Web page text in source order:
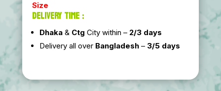
Size
DELIVERY TIME :
Dhaka& Ctg City within – 2/3 days
Delivery all over Bangladesh– 3/5 days